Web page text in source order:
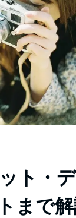
ト・
まで